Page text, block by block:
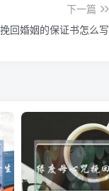
下一篇
回婚姻的保证书怎么写